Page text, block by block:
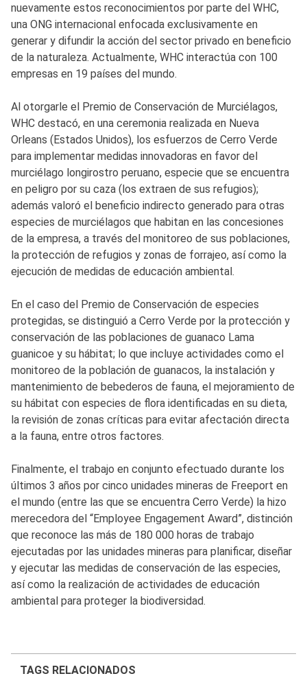
nuevamente estos reconocimientos por parte del WHC,
una ONG internacional enfocada exclusivamente en
generar y difundir la acción del sector privado en beneficio
de la naturaleza. Actualmente, WHC interactúa con 100
empresas en 19 países del mundo.
Al otorgarle el Premio de Conservación de Murciélagos,
WHC destacó, en una ceremonia realizada en Nueva
Orleans (Estados Unidos), los esfuerzos de Cerro Verde
para implementar medidas innovadoras en favor del
murciélago longirostro peruano, especie que se encuentra
en peligro por su caza (los extraen de sus refugios);
además valoró el beneficio indirecto generado para otras
especies de murciélagos que habitan en las concesiones
de la empresa, a través del monitoreo de sus poblaciones,
la protección de refugios y zonas de forrajeo, así como la
ejecución de medidas de educación ambiental.
En el caso del Premio de Conservación de especies
protegidas, se distinguió a Cerro Verde por la protección y
conservación de las poblaciones de guanaco Lama
guanicoe y su hábitat; lo que incluye actividades como el
monitoreo de la población de guanacos, la instalación y
mantenimiento de bebederos de fauna, el mejoramiento de
su hábitat con especies de flora identificadas en su dieta,
la revisión de zonas críticas para evitar afectación directa
a la fauna, entre otros factores.
Finalmente, el trabajo en conjunto efectuado durante los
últimos 3 años por cinco unidades mineras de Freeport en
el mundo (entre las que se encuentra Cerro Verde) la hizo
merecedora del “Employee Engagement Award”, distinción
que reconoce las más de 180 000 horas de trabajo
ejecutadas por las unidades mineras para planificar, diseñar
y ejecutar las medidas de conservación de las especies,
así como la realización de actividades de educación
ambiental para proteger la biodiversidad.
TAGS RELACIONADOS